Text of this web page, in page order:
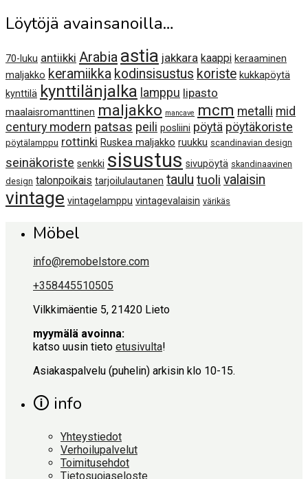
Löytöjä avainsanoilla…
70-luku antiikki Arabia astia jakkara kaappi keraaminen
maljakko keramiikka kodinsisustus koriste kukkapöytä
kynttilä kynttilänjalka lamppu lipasto
maalaisromanttinen maljakko mancave mcm metalli mid
century modern patsas peili posliini pöytä pöytäkoriste
pöytälamppu rottinki Ruskea maljakko ruukku scandinavian design
seinäkoriste senkki sisustus sivupöytä skandinaavinen
design talonpoikais tarjoilulautanen taulu tuoli valaisin
vintage vintagelamppu vintagevalaisin värikäs
Möbel
info@remobelstore.com
+358445510505
Vilkkimäentie 5, 21420 Lieto
myymälä avoinna:
katso uusin tieto etusivulta!
Asiakaspalvelu (puhelin) arkisin klo 10-15.
🛈 info
Yhteystiedot
Verhoilupalvelut
Toimitusehdot
Tietosuojaseloste